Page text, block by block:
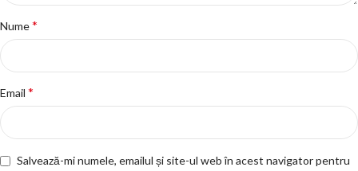
Nume*
Email *
Salvează-mi numele, emailul și site-ul web în acest navigator pentru